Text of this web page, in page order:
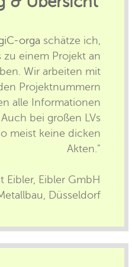
orga schätze ich,
zu einem Projekt an
Wir arbeiten mit
Projektnummern
alle Informationen
bei großen LVs
meist keine dicken
Akten."
Eibler, Eibler GmbH
Düsseldorf